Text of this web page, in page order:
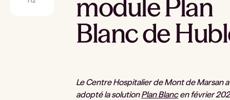
module Plan
Blanc de
Le Centre Hospitalier de Mont de Marsan a
adopté la solutionPlan Blancen février